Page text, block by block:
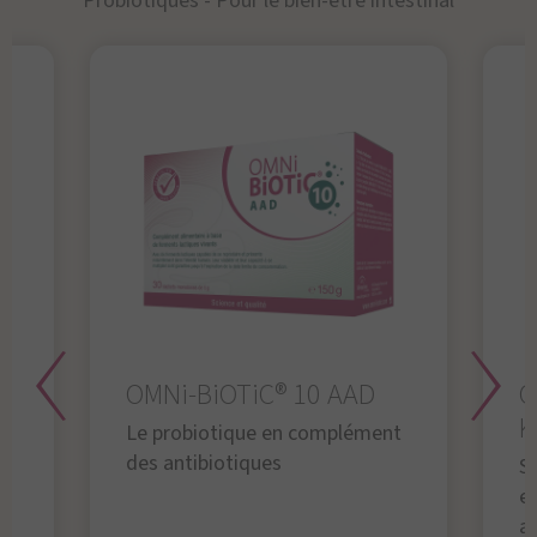
OMNi-BiOTiC® 10 AAD
Le probiotique en complément
des antibiotiques